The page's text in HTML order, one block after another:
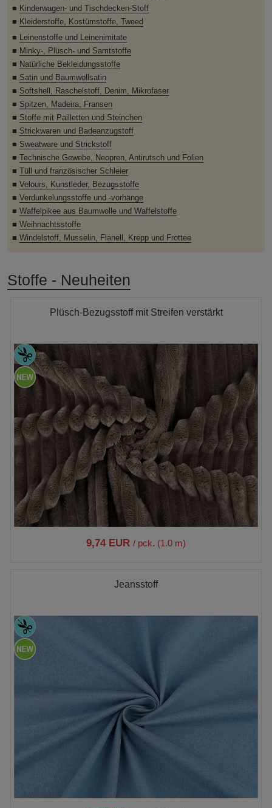
■ Kinderwagen- und Tischdecken-Stoff
■ Kleiderstoffe, Kostümstoffe, Tweed
■ Leinenstoffe und Leinenimitate
■ Minky-, Plüsch- und Samtstoffe
■ Natürliche Bekleidungsstoffe
■ Satin und Baumwollsatin
■ Softshell, Raschelstoff, Denim, Mikrofaser
■ Spitzen, Madeira, Fransen
■ Stoffe mit Pailletten und Steinchen
■ Strickwaren und Badeanzugstoff
■ Sweatware und Strickstoff
■
Technische Gewebe, Neopren, Antirutsch und Folien
■
Tüll und französischer Schleier
■ Velours, Kunstleder, Bezugsstoffe
■ Verdunkelungsstoffe und -vorhänge
■ Waffelpikee aus Baumwolle und Waffelstoffe
■ Weihnachtsstoffe
■ Windelstoff, Musselin, Flanell, Krepp und Frottee
Stoffe - Neuheiten
Plüsch-Bezugsstoff mit Streifen verstärkt
9,74 EUR / pck. (1.0 m)
Jeansstoff